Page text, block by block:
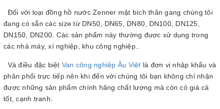
Đối với loại đồng hồ nước Zenner mặt bích thân gang chúng tôi
đang có sẳn các size từ DN50, DN65, DN80, DN100, DN125,
DN150, DN200. Các sản phẩm này thường được xử dụng trong
các nhà máy, xí nghiệp, khu công nghiệp..
Và điều đặc biệt Van công nghiệp Âu Việt là đơn vị nhập khẩu và
phân phối trực tiếp nên khi đến với chúng tôi bạn không chỉ nhận
được những sản phẩm chính hãng chất lượng mà còn có giá cả
tốt, cạnh tranh.